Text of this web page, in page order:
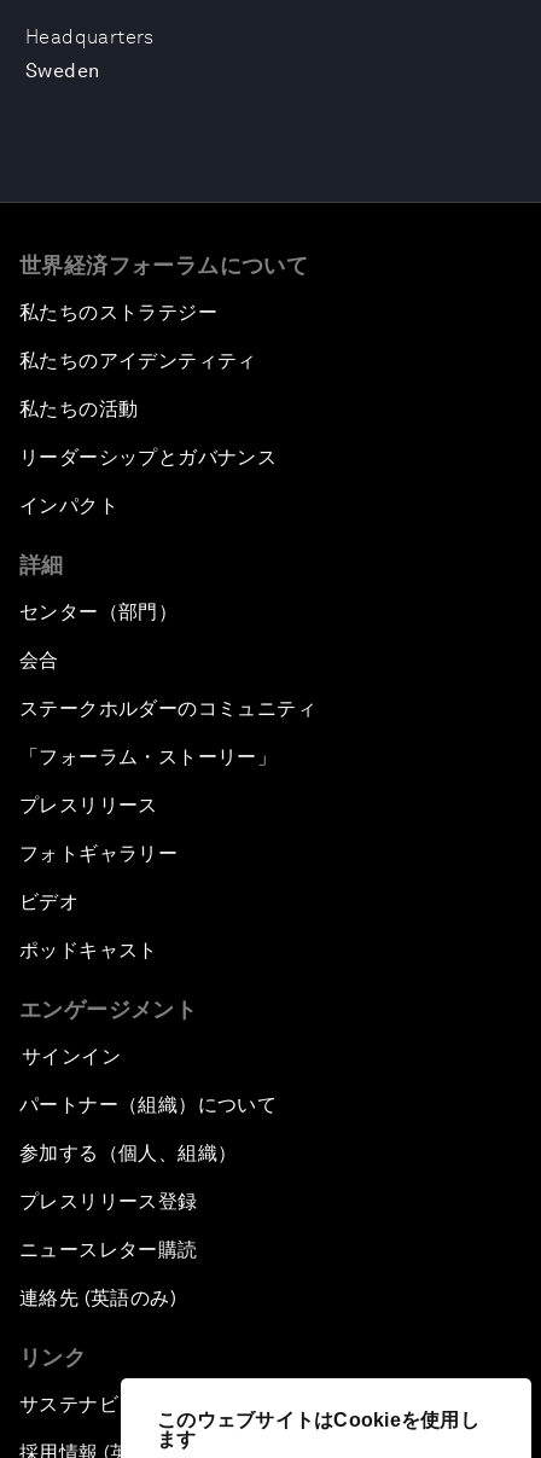
このウェブサイトはCookieを使用し
ます
Headquarters
Sweden
世界経済フォーラムについて
私たちのストラテジー
私たちのアイデンティティ
私たちの活動
リーダーシップとガバナンス
インパクト
詳細
センター（部門）
会合
ステークホルダーのコミュニティ
「フォーラム・ストーリー」
プレスリリース
フォトギャラリー
ビデオ
ポッドキャスト
エンゲージメント
サインイン
パートナー（組織）について
参加する（個人、組織）
プレスリリース登録
ニュースレター購読
連絡先 (英語のみ)
リンク
サステナビリティへの取り組み
採用情報 (英語のみ)